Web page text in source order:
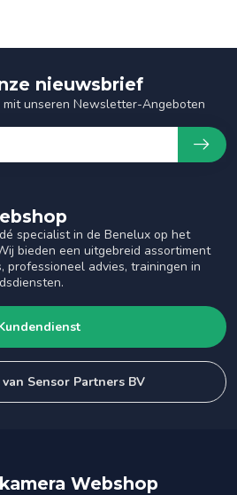
specialist in de Benelux op het
bieden een uitgebreid assortiment
professioneel advies, trainingen in
Sensor Partners BV
nieuwsbrief
unseren Newsletter-Angeboten
Webshop